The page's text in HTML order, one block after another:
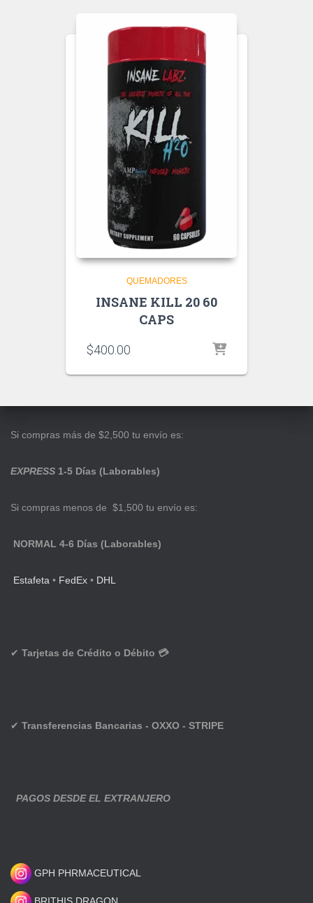
QUEMADORES
INSANE KILL 20 60
CAPS
$400.00
Si compras más de $2,500 tu envío es:
EXPRESS 1-5 Días (Laborables)
Si compras menos de $1,500 tu envío es:
NORMAL 4-6 Días (Laborables)
Estafeta • FedEx • DHL
✔ Tarjetas de Crédito o Débito 💳
✔ Transferencias Bancarias - OXXO - STRIPE
PAGOS DESDE EL EXTRANJERO
GPH PHRMACEUTICAL
BRITHIS DRAGON